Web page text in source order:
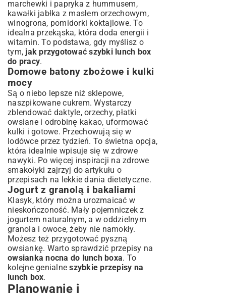
marchewki i papryka z hummusem,
kawałki jabłka z masłem orzechowym,
winogrona, pomidorki koktajlowe. To
idealna przekąska, która doda energii i
witamin. To podstawa, gdy myślisz o
tym, jak przygotować szybki lunch box
do pracy.
Domowe batony zbożowe i kulki
mocy
Są o niebo lepsze niż sklepowe,
naszpikowane cukrem. Wystarczy
zblendować daktyle, orzechy, płatki
owsiane i odrobinę kakao, uformować
kulki i gotowe. Przechowują się w
lodówce przez tydzień. To świetna opcja,
która idealnie wpisuje się w zdrowe
nawyki. Po więcej inspiracji na zdrowe
smakołyki zajrzyj do artykułu o
przepisach na lekkie dania dietetyczne.
Jogurt z granolą i bakaliami
Klasyk, który można urozmaicać w
nieskończoność. Mały pojemniczek z
jogurtem naturalnym, a w oddzielnym
granola i owoce, żeby nie namokły.
Możesz też przygotować pyszną
owsiankę. Warto sprawdzić przepisy na
owsianka nocna do lunch boxa. To
kolejne genialneszybkie przepisy na
lunch box.
Planowanie i